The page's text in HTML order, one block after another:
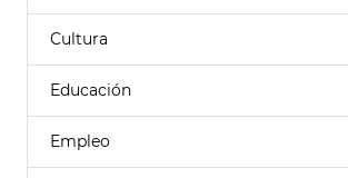
Cultura
Educación
Empleo